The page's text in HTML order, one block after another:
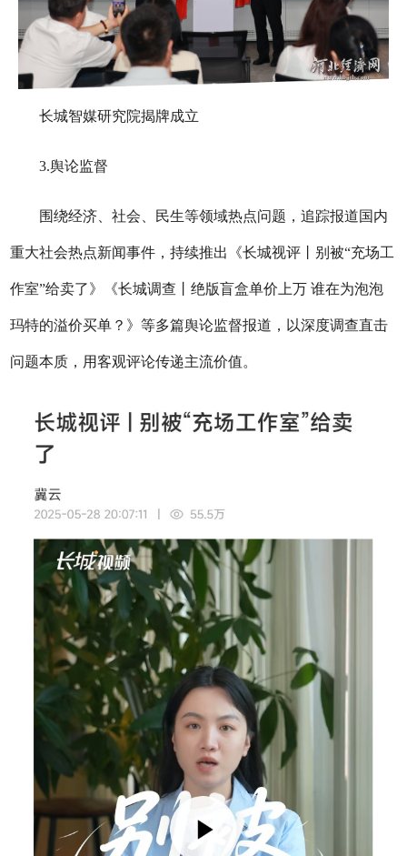
长城智媒研究院揭牌成立
3.舆论监督
围绕经济、社会、民生等领域热点问题，追踪报道国内
重大社会热点新闻事件，持续推出《长城视评丨别被“充场工
作室”给卖了》《长城调查丨绝版盲盒单价上万 谁在为泡泡
玛特的溢价买单？》等多篇舆论监督报道，以深度调查直击
问题本质，用客观评论传递主流价值。